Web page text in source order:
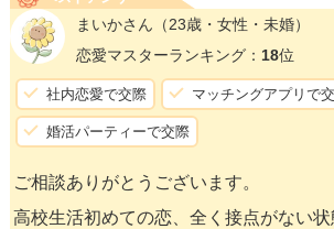
まいかさん （23歳・女性・未婚）
恋愛マスターランキング： 18位
社内恋愛で交際 マッチングアプリで
婚活パーティーで交際
ご相談ありがとうございます。
高校生活初めての恋、全く接点がない